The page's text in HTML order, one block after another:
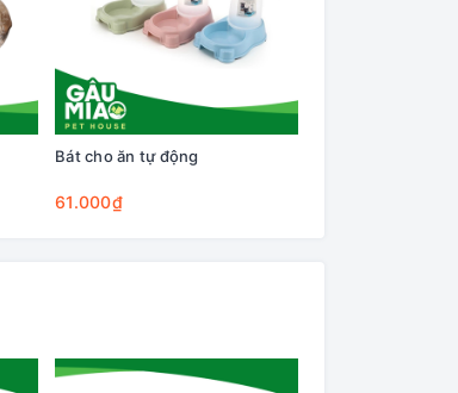
Bát cho ăn tự động
61.000₫